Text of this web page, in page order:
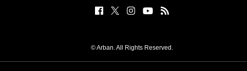
© Arban. All Rights Reserved.